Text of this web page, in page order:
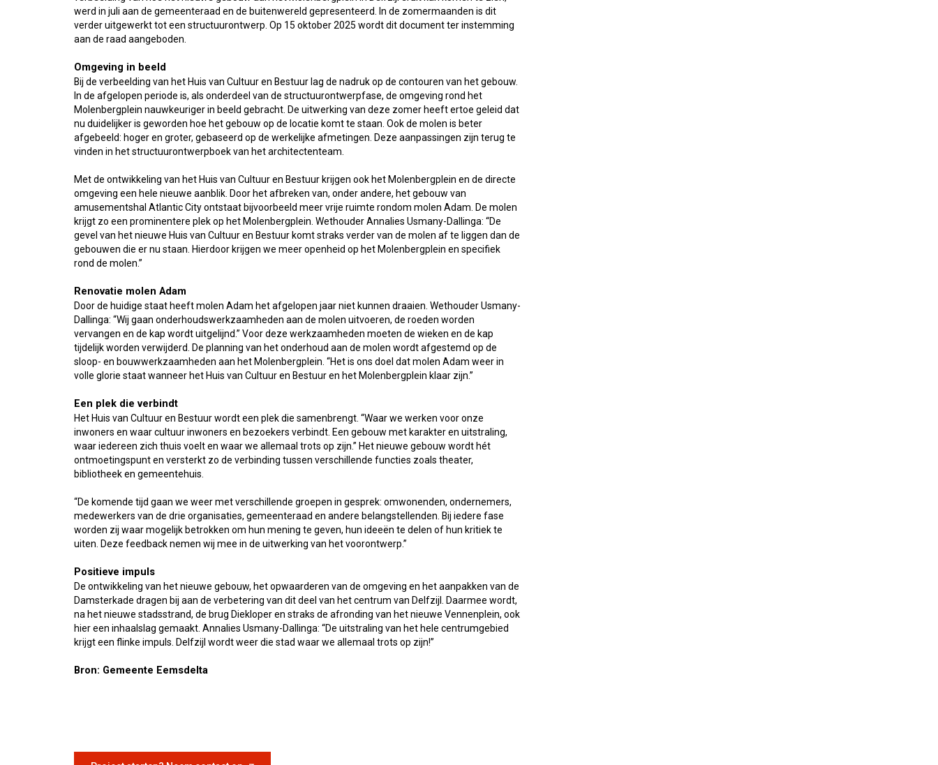
werd in juli aan de gemeenteraad en de buitenwereld gepresenteerd. In de zomermaanden is dit
verder uitgewerkt tot een structuurontwerp. Op 15 oktober 2025 wordt dit document ter instemming
aan de raad aangeboden.
Omgeving in beeld
Bij de verbeelding van het Huis van Cultuur en Bestuur lag de nadruk op de contouren van het gebouw.
In de afgelopen periode is, als onderdeel van de structuurontwerpfase, de omgeving rond het
Molenbergplein nauwkeuriger in beeld gebracht. De uitwerking van deze zomer heeft ertoe geleid dat
nu duidelijker is geworden hoe het gebouw op de locatie komt te staan. Ook de molen is beter
afgebeeld: hoger en groter, gebaseerd op de werkelijke afmetingen. Deze aanpassingen zijn terug te
vinden in het structuurontwerpboek van het architectenteam.
Met de ontwikkeling van het Huis van Cultuur en Bestuur krijgen ook het Molenbergplein en de directe
omgeving een hele nieuwe aanblik. Door het afbreken van, onder andere, het gebouw van
amusementshal Atlantic City ontstaat bijvoorbeeld meer vrije ruimte rondom molen Adam. De molen
krijgt zo een prominentere plek op het Molenbergplein. Wethouder Annalies Usmany-Dallinga: “De
gevel van het nieuwe Huis van Cultuur en Bestuur komt straks verder van de molen af te liggen dan de
gebouwen die er nu staan. Hierdoor krijgen we meer openheid op het Molenbergplein en specifiek
rond de molen.”
Renovatie molen Adam
Door de huidige staat heeft molen Adam het afgelopen jaar niet kunnen draaien. Wethouder Usmany-
Dallinga: “Wij gaan onderhoudswerkzaamheden aan de molen uitvoeren, de roeden worden
vervangen en de kap wordt uitgelijnd.” Voor deze werkzaamheden moeten de wieken en de kap
tijdelijk worden verwijderd. De planning van het onderhoud aan de molen wordt afgestemd op de
sloop- en bouwwerkzaamheden aan het Molenbergplein. “Het is ons doel dat molen Adam weer in
volle glorie staat wanneer het Huis van Cultuur en Bestuur en het Molenbergplein klaar zijn.”
Een plek die verbindt
Het Huis van Cultuur en Bestuur wordt een plek die samenbrengt. “Waar we werken voor onze
inwoners en waar cultuur inwoners en bezoekers verbindt. Een gebouw met karakter en uitstraling,
waar iedereen zich thuis voelt en waar we allemaal trots op zijn.” Het nieuwe gebouw wordt hét
ontmoetingspunt en versterkt zo de verbinding tussen verschillende functies zoals theater,
bibliotheek en gemeentehuis.
“De komende tijd gaan we weer met verschillende groepen in gesprek: omwonenden, ondernemers,
medewerkers van de drie organisaties, gemeenteraad en andere belangstellenden. Bij iedere fase
worden zij waar mogelijk betrokken om hun mening te geven, hun ideeën te delen of hun kritiek te
uiten. Deze feedback nemen wij mee in de uitwerking van het voorontwerp.”
Positieve impuls
De ontwikkeling van het nieuwe gebouw, het opwaarderen van de omgeving en het aanpakken van de
Damsterkade dragen bij aan de verbetering van dit deel van het centrum van Delfzijl. Daarmee wordt,
na het nieuwe stadsstrand, de brug Diekloper en straks de afronding van het nieuwe Vennenplein, ook
hier een inhaalslag gemaakt. Annalies Usmany-Dallinga: “De uitstraling van het hele centrumgebied
krijgt een flinke impuls. Delfzijl wordt weer die stad waar we allemaal trots op zijn!”
Bron: Gemeente Eemsdelta